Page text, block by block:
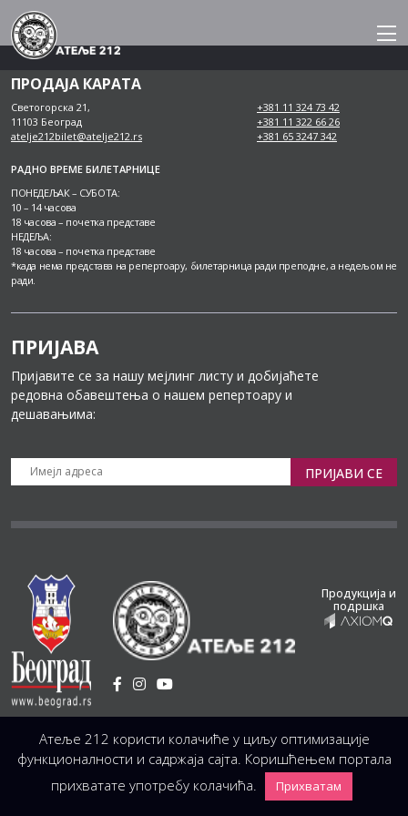
Skip
to
content
ПРОДАЈА КАРАТА
Светогорска 21,
11103 Београд
atelje212bilet@atelje212.rs
+381 11 324 73 42
+381 11 322 66 26
+381 65 3247 342
РАДНО ВРЕМЕ БИЛЕТАРНИЦЕ
ПОНЕДЕЉАК – СУБОТА:
10 – 14 часова
18 часова – почетка представе
НЕДЕЉА:
18 часова – почетка представе
*када нема представа на репертоару, билетарница ради преподне, а недељом не
ради.
ПРИЈАВА
Пријавите се за нашу мејлинг листу и добијаћете
редовна обавештења о нашем репертоару и
дешавањима:
ПРИЈАВИ СЕ
Установа Културе / Светогорска 21, 11103 Београд, Србија
Централа (управа, организација, администрација, рачуноводство, техника)
+381 11 3246 146;
+381 11 3246 147 |office@atelje212.rs
Продукција и
подршка
Сва Права Задржана © 2026 Позориште Атеља 212
Атеље 212 користи колачиће у циљу оптимизације
функционалности и садржаја сајта. Коришћењем портала
прихватате употребу колачића.
Прихватам